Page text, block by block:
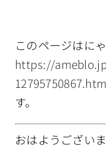
このページはに
https://
す。
おはようござい